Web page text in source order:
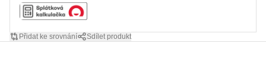
Přidat ke srovnání Sdílet produkt